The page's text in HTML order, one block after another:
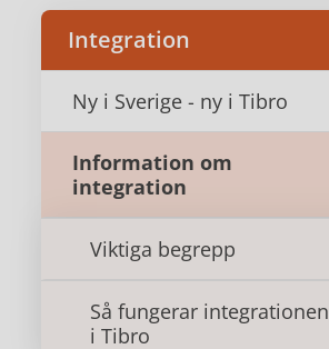
Integration
Ny i Sverige - ny i Tibro
Information om
integration
Viktiga begrepp
Så fungerar integrationen
i Tibro